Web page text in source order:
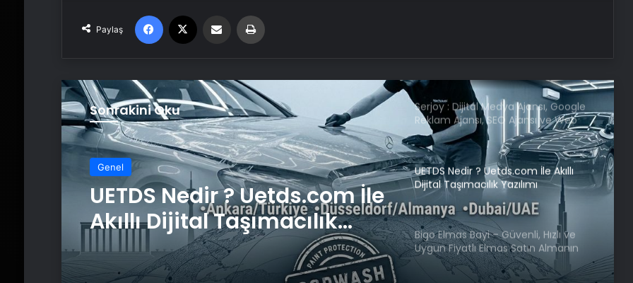
Paylaş
Facebook Email'den paylaş
Sonrakini Oku
Genel
UETDS Nedir ? Uetds.com İle
Akıllı Dijital Taşımacılık
Yazılımı
Serjoy : Dijital Medya Ajansı, Google
Reklam Ajansı, SEO Ajansı ve Web
Tasarım Ajansı
UETDS Nedir ? Uetds.com İle Akıllı
Dijital Taşımacılık Yazılımı
Bigo Elmas Bayi – Güvenli, Hızlı ve
Uygun Fiyatlı Elmas Satın Almanın
Yeni Adresi